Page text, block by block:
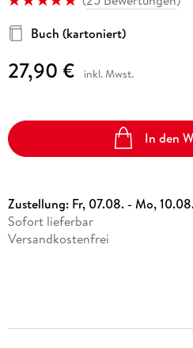
Buch (kartoniert)
27,90 € inkl. Mwst.
In den
Zustellung: Fr, 07.08. - Mo,
Sofort lieferbar
Versandkostenfrei